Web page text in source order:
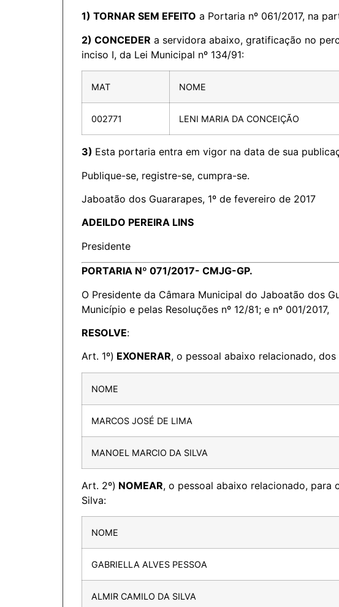
1) TORNAR SEM EFEITO a Portaria nº 061/2017, na
2) CONCEDER a servidora abaixo, gratificação no
inciso I, da Lei Municipal nº 134/91:
MAT NOME
002771 LENI MARIA DA CONCEIÇÃO
3) Esta portaria entra em vigor na data de sua
Publique-se, registre-se, cumpra-se.
Jaboatão dos Guararapes, 1º de fevereiro de 2017
ADEILDO PEREIRA LINS
Presidente
PORTARIA Nº 071/2017- CMJG-GP.
O Presidente da Câmara Municipal do Jaboatão dos
Município e pelas Resoluções nº 12/81; e nº 001/2017,
RESOLVE:
Art. 1º) EXONERAR, o pessoal abaixo relacionado,
NOME
MARCOS JOSÉ DE LIMA
MANOEL MARCIO DA SILVA
Art. 2º) NOMEAR, o pessoal abaixo relacionado, para
Silva:
NOME
GABRIELLA ALVES PESSOA
ALMIR CAMILO DA SILVA